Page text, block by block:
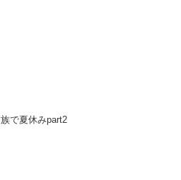
で夏休みpart2